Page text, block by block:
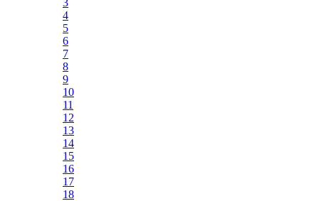
4
5
6
7
8
9
10
11
12
13
14
15
16
17
18